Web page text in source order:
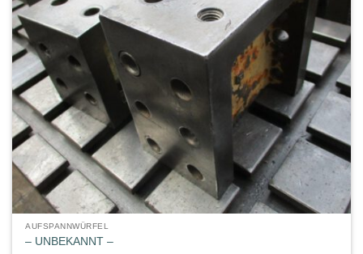
AUFSPANNWÜRFEL
– UNBEKANNT –